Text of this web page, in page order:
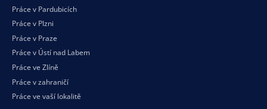
Práce v Pardubicích
Práce v Plzni
Práce v Praze
Práce v Ústí nad Labem
Práce ve Zlíně
Práce v zahraničí
Práce ve vaší lokalitě